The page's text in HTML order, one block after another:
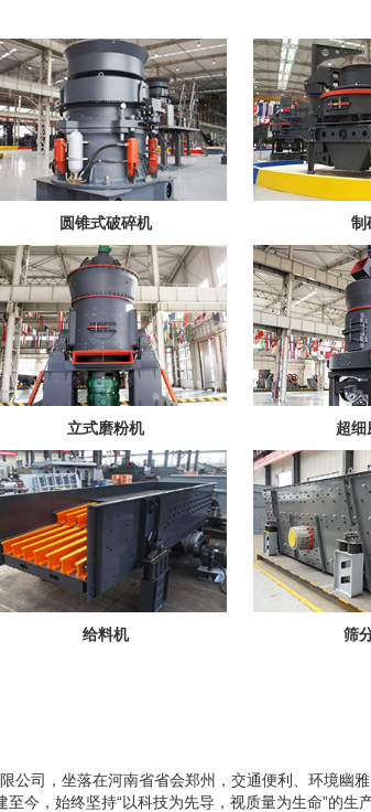
圆锥式破碎机 制
立式磨粉机 超细
给料机 筛
公司，坐落在河南省省会郑州，交通便利、环境幽
今，始终坚持“以科技为先导，视质量为生命”的生